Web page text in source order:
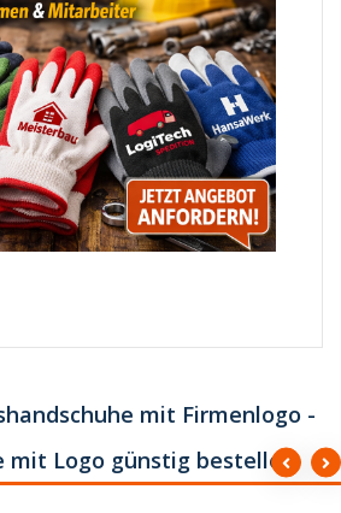
mit Firmenlogo -
mit Logo günstig bestellen